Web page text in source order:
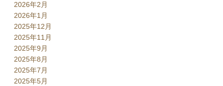
2026年2月
2026年1月
2025年12月
2025年11月
2025年9月
2025年8月
2025年7月
2025年5月